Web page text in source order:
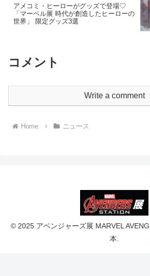
アメコミ・ヒーローがグッズで登場♡
「マーベル展 時代が創造したヒーローの
世界」 限定グッズ3選
コメント
Write a comment
Home ニュース
© 2025 アベンジャーズ展 MARVEL
本.